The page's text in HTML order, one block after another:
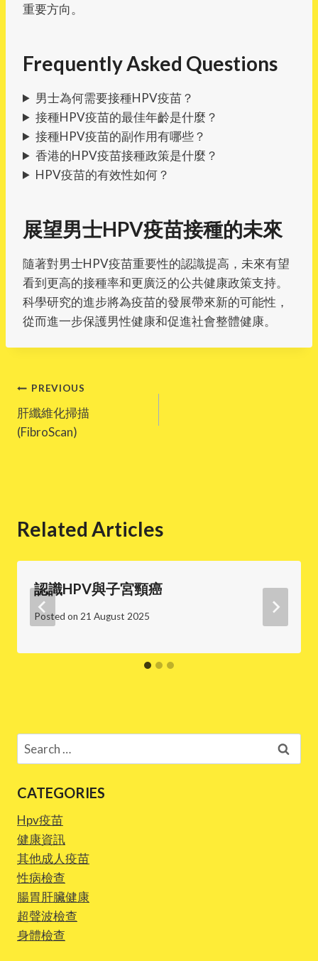
重要方向。
Frequently Asked Questions
男士為何需要接種HPV疫苗？
接種HPV疫苗的最佳年齡是什麼？
接種HPV疫苗的副作用有哪些？
香港的HPV疫苗接種政策是什麼？
HPV疫苗的有效性如何？
展望男士HPV疫苗接種的未來
隨著對男士HPV疫苗重要性的認識提高，未來有望
看到更高的接種率和更廣泛的公共健康政策支持。
科學研究的進步將為疫苗的發展帶來新的可能性，
從而進一步保護男性健康和促進社會整體健康。
Post
navigation
PREVIOUS
肝纖維化掃描
(FibroScan)
Related Articles
認識HPV與子宮頸癌
Posted on 21 August 2025
Search
for:
CATEGORIES
Hpv疫苗
健康資訊
其他成人疫苗
性病檢查
腸胃肝臟健康
超聲波檢查
身體檢查